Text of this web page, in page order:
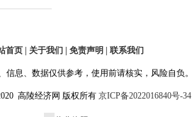
首页 | 关于我们 | 免责声明 | 联系我们
信息、数据仅供参考，使用前请核实，风险自负。
高陵经济网 版权所有 京ICP备2022016840号-34